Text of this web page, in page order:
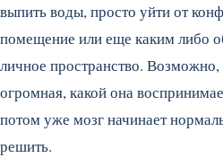
выпить воды, просто уйти от
помещение или еще каким либо
личное пространство. Возможно,
огромная, какой она
потом уже мозг начинает
решить.